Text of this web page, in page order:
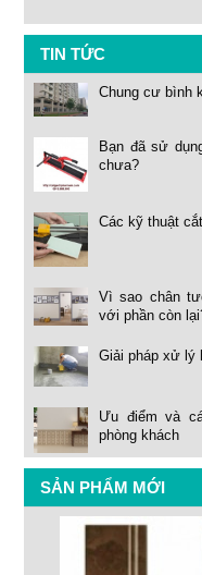
TIN TỨC
Chung cư bình
Bạn đã sử
chưa?
Các kỹ thuật
Vì sao chân
với phần còn
Giải pháp xử lý
Ưu điểm và
phòng khách
SẢN PHẨM MỚI